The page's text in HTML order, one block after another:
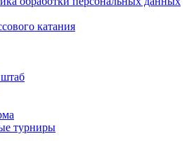
катания
турниры